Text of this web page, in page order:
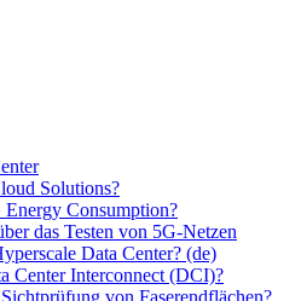
Solutions?
Energy Consumption?
das Testen von 5G-Netzen
Data Center? (de)
Center Interconnect (DCI)?